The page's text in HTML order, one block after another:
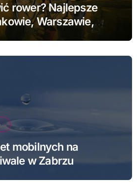
rower? Najlepsze
Warszawie,
mobilnych na
w Zabrzu